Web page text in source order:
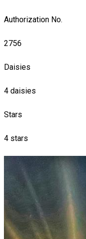
Authorization No.
2756
Daisies
4 daisies
Stars
4 stars